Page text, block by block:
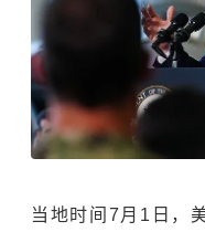
当地时间7月1日，